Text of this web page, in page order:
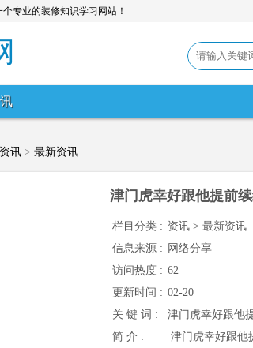
专业的装修知识学习网站！
资讯 > 最新资讯
津门虎幸好跟他提前
栏目分类 : 资讯 > 最新资讯
信息来源 : 网络分享
访问热度 : 62
更新时间 : 02-20
关 键 词 :
津门虎幸好跟他
简 介 :
津门虎幸好跟他